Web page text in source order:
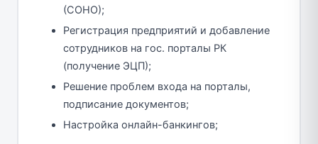
(СОНО);
Регистрация предприятий и добавление
сотрудников на гос. порталы РК
(получение ЭЦП);
Решение проблем входа на порталы,
подписание документов;
Настройка онлайн-банкингов;